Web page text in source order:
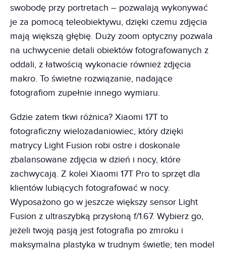
swobodę przy portretach – pozwalają wykonywać
je za pomocą teleobiektywu, dzięki czemu zdjęcia
mają większą głębię. Duży zoom optyczny pozwala
na uchwycenie detali obiektów fotografowanych z
oddali, z łatwością wykonacie również zdjęcia
makro. To świetne rozwiązanie, nadające
fotografiom zupełnie innego wymiaru.
Gdzie zatem tkwi różnica? Xiaomi 17T to
fotograficzny wielozadaniowiec, który dzięki
matrycy Light Fusion robi ostre i doskonale
zbalansowane zdjęcia w dzień i nocy, które
zachwycają. Z kolei Xiaomi 17T Pro to sprzęt dla
klientów lubiących fotografować w nocy.
Wyposażono go w jeszcze większy sensor Light
Fusion z ultraszybką przysłoną f/1.67. Wybierz go,
jeżeli twoją pasją jest fotografia po zmroku i
maksymalna plastyka w trudnym świetle; ten model